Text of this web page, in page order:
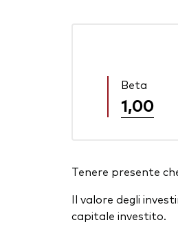
Beta
1,00
Tenere presente
Il valore degli
capitale investito.